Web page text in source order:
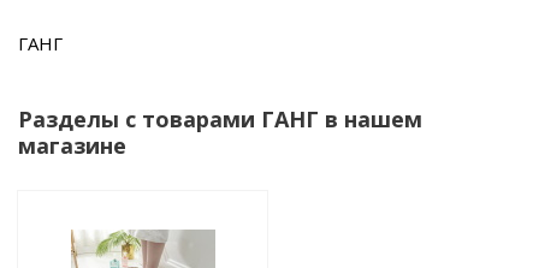
ГАНГ
Разделы с товарами ГАНГ в нашем
магазине